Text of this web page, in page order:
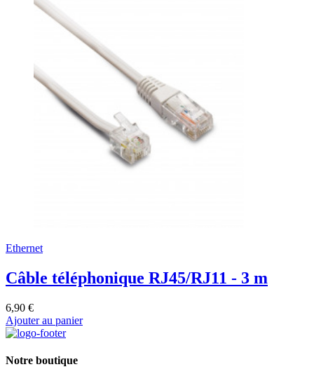
Ethernet
Câble téléphonique RJ45/RJ11 - 3 m
6,90 €
Ajouter au panier
Notre boutique